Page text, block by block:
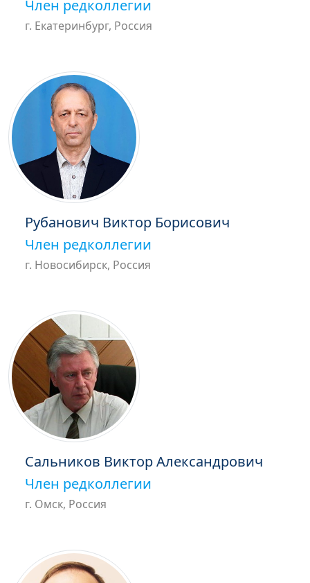
Член редколлегии
г. Екатеринбург, Россия
Рубанович Виктор Борисович
Член редколлегии
г. Новосибирск, Россия
Сальников Виктор Александрович
Член редколлегии
г. Омск, Россия